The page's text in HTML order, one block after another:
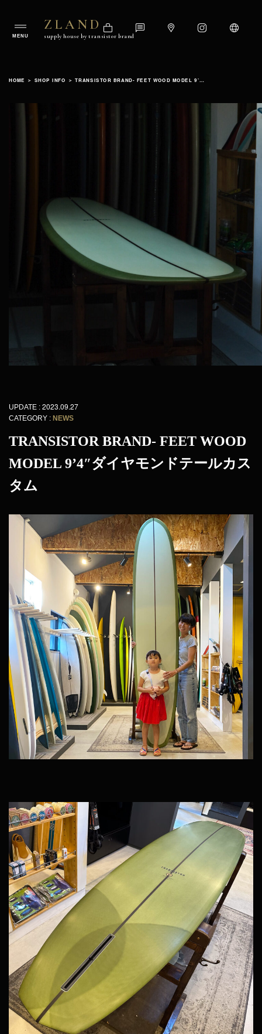
ZLAND
supply house by transistor brand
ZLAND
transistorbrand
HOME ＞ SHOP INFO ＞TRANSISTOR BRAND- FEET WOOD MODEL 9’4″ダイヤモンドテールカスタム
UPDATE : 2023.09.27
CATEGORY : NEWS
TRANSISTOR BRAND- FEET WOOD
MODEL 9’4″ダイヤモンドテールカス
タム
Shop Contact
Google
Instagram Language